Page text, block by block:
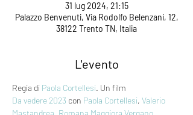
31 lug 2024, 21:15
Palazzo Benvenuti, Via Rodolfo Belenzani, 12,
38122 Trento TN, Italia
L'evento
Regia di Paola Cortellesi. Un film
Da vedere 2023 con Paola Cortellesi, Valerio
Mastandrea, Romana Maggiora Vergano,